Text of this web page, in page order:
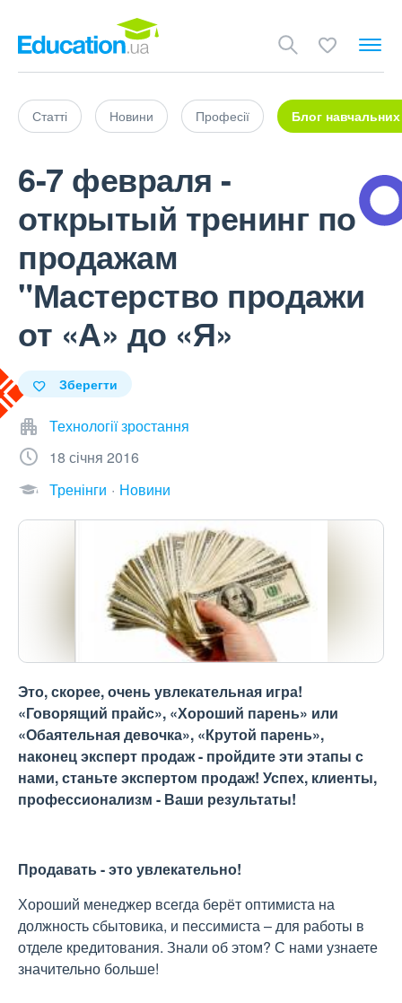
Статті Новини Професії Блог навчальних
6-7 февраля -
открытый тренинг по
продажам
"Мастерство продажи
от «А» до «Я»
Зберегти
Технології зростання
18 січня 2016
Тренінги
Новини
Это, скорее, очень увлекательная игра!
«Говорящий прайс», «Хороший парень» или
«Обаятельная девочка», «Крутой парень»,
наконец эксперт продаж - пройдите эти этапы с
нами, станьте экспертом продаж! Успех, клиенты,
профессионализм - Ваши результаты!
Продавать - это увлекательно!
Хороший менеджер всегда берёт оптимиста на
должность сбытовика, и пессимиста – для работы в
отделе кредитования. Знали об этом? С нами узнаете
значительно больше!